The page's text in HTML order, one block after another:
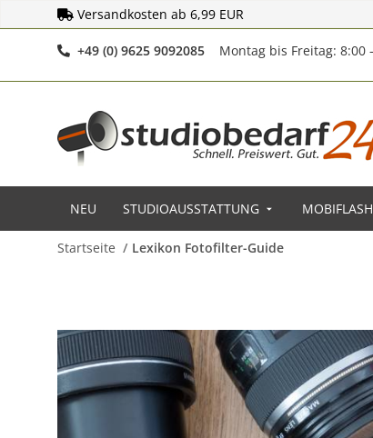
Versandkosten ab 6,99 EUR
+49 (0) 9625 9092085Telefonnummer
Montag bis Freitag: 8:00
NEU STUDIOAUSSTATTUNG MOBIFLASH
Startseite Lexikon Fotofilter-Guide